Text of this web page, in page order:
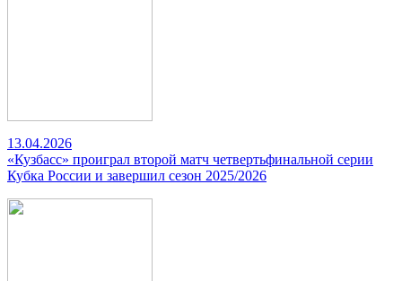
13.04.2026
«Кузбасс» проиграл второй матч четвертьфинальной серии
Кубка России и завершил сезон 2025/2026